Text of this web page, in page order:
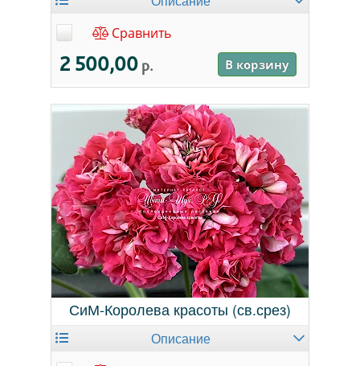
Сравнить
2 500,00 р. В корзину
СиМ-Королева красоты (св.срез)
Описание